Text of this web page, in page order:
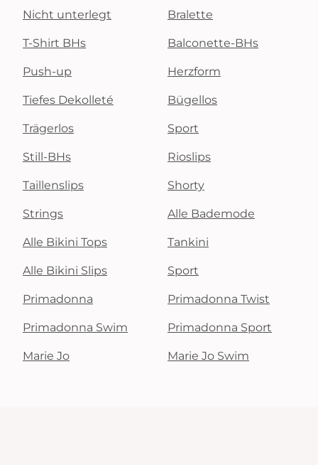
Nicht unterlegt Bralette
T-Shirt BHs Balconette-BHs
Push-up Herzform
Tiefes Dekolleté Bügellos
Trägerlos Sport
Still-BHs Rioslips
Taillenslips Shorty
Strings Alle Bademode
Alle Bikini Tops Tankini
Alle Bikini Slips Sport
Primadonna Primadonna Twist
Primadonna Swim Primadonna Sport
Marie Jo Marie Jo Swim